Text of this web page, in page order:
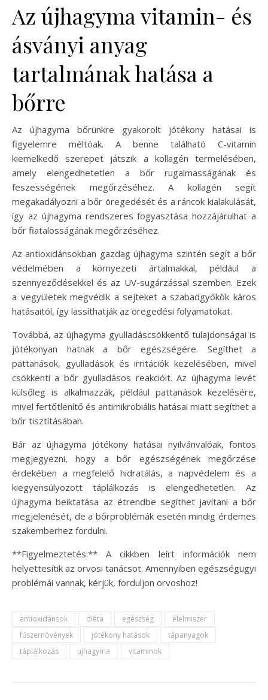
Az újhagyma vitamin- és
ásványi anyag
tartalmának hatása a
bőrre
Az újhagyma bőrünkre gyakorolt jótékony hatásai is
figyelemre méltóak. A benne található C-vitamin
kiemelkedő szerepet játszik a kollagén termelésében,
amely elengedhetetlen a bőr rugalmasságának és
feszességének megőrzéséhez. A kollagén segít
megakadályozni a bőr öregedését és a ráncok kialakulását,
így az újhagyma rendszeres fogyasztása hozzájárulhat a
bőr fiatalosságának megőrzéséhez.
Az antioxidánsokban gazdag újhagyma szintén segít a bőr
védelmében a környezeti ártalmakkal, például a
szennyeződésekkel és az UV-sugárzással szemben. Ezek
a vegyületek megvédik a sejteket a szabadgyökök káros
hatásaitól, így lassíthatják az öregedési folyamatokat.
Továbbá, az újhagyma gyulladáscsökkentő tulajdonságai is
jótékonyan hatnak a bőr egészségére. Segíthet a
pattanások, gyulladások és irritációk kezelésében, mivel
csökkenti a bőr gyulladásos reakcióit. Az újhagyma levét
külsőleg is alkalmazzák, például pattanások kezelésére,
mivel fertőtlenítő és antimikrobiális hatásai miatt segíthet a
bőr tisztításában.
Bár az újhagyma jótékony hatásai nyilvánvalóak, fontos
megjegyezni, hogy a bőr egészségének megőrzése
érdekében a megfelelő hidratálás, a napvédelem és a
kiegyensúlyozott táplálkozás is elengedhetetlen. Az
újhagyma beiktatása az étrendbe segíthet javítani a bőr
megjelenését, de a bőrproblémák esetén mindig érdemes
szakemberhez fordulni.
**Figyelmeztetés:** A cikkben leírt információk nem
helyettesítik az orvosi tanácsot. Amennyiben egészségügyi
problémái vannak, kérjük, forduljon orvoshoz!
antioxidánsok diéta egészség
élelmiszer
fűszernövények
jótékony hatások
tápanyagok
táplálkozás
ujhagyma vitaminok